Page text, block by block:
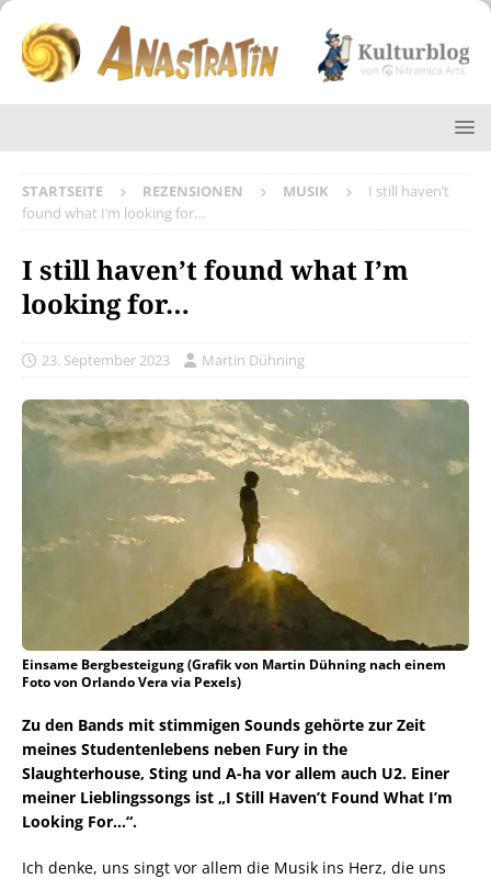
STARTSEITE REZENSIONEN MUSIK
I still haven’t
found what I’m looking for…
I still haven’t found what I’m
looking for…
23. September 2023 Martin Dühning
Einsame Bergbesteigung (Grafik von Martin Dühning nach einem
Foto von Orlando Vera via Pexels)
Zu den Bands mit stimmigen Sounds gehörte zur Zeit
meines Studentenlebens neben Fury in the
Slaughterhouse, Sting und A-ha vor allem auch U2. Einer
meiner Lieblingssongs ist „I Still Haven’t Found What I’m
Looking For…“.
Ich denke, uns singt vor allem die Musik ins Herz, die uns